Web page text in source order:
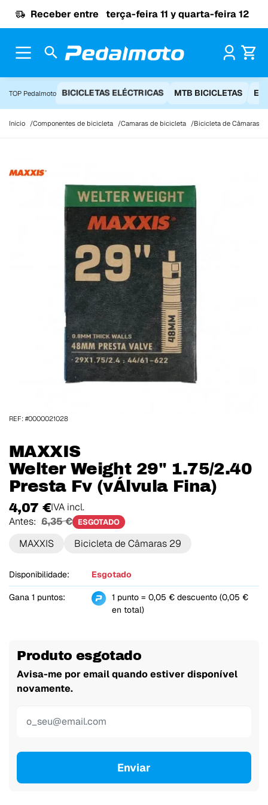
Receber entre terça-feira 11 y quarta-feira 12
TOP Pedalmoto BICICLETAS ELÉCTRICAS MTB BICICLETAS
Início Componentes de bicicleta Camaras de bicicleta Bicicleta de Câmaras
MAXXIS
Welter Weight 29" 1.75/2.40
Presta Fv (vÁlvula Fina)
4,07 €IVA incl.
Antes: 6,35 € ESGOTADO
MAXXIS Bicicleta de Câmaras 29
Disponibilidade: Esgotado
Gana 1 puntos:
1 punto = 0,05 € descuento (0,05 €
en total)
Produto esgotado
Avisa-me por email quando estiver disponível
novamente.
Enviar
REF: #0000021028